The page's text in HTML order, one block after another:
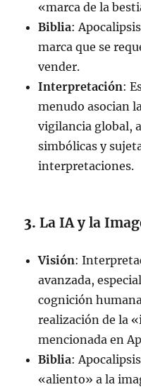
«marca de la
Biblia:
marca que se
vender.
Interpretación:
menudo asocian
vigilancia global,
simbólicas y
interpretaciones.
3.La IA y la
Visión:
avanzada,
cognición
realización de la
mencionada en
Biblia:
«aliento» a la